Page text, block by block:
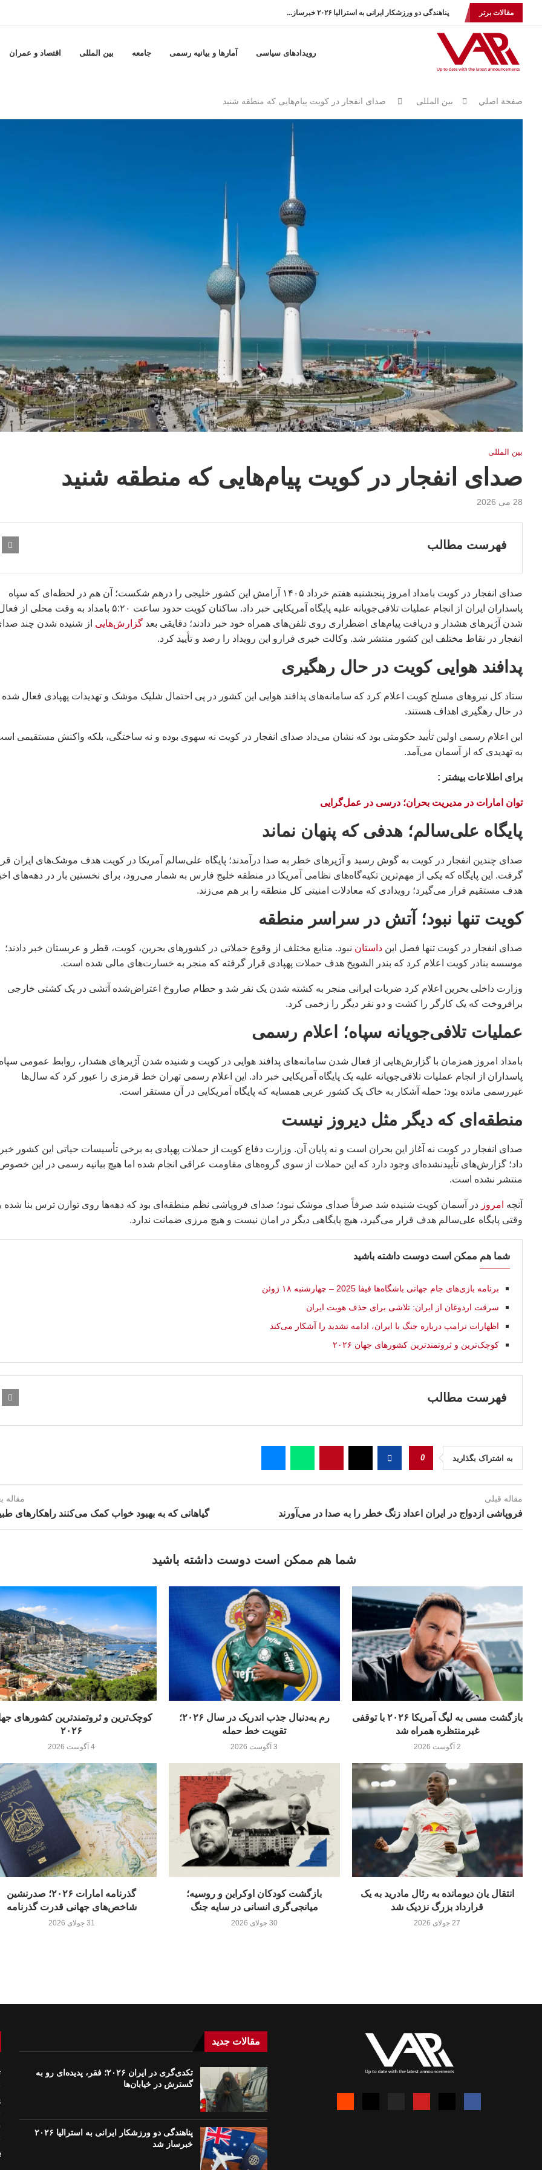
مقالات برتر پناهندگی دو ورزشکار ایرانی به استرالیا ۲۰۲۶ خبرساز...
رویدادهای سیاسی آمارها و بيانيه رسمى جامعه بين المللى اقتصاد و عمران
صفحة اصلي بين المللى صدای انفجار در کویت پیام‌هایی که منطقه شنید
بين المللى
صدای انفجار در کویت پیام‌هایی که منطقه شنید
28 می 2026
فهرست مطالب
صدای انفجار در کویت بامداد امروز پنجشنبه هفتم خرداد ۱۴۰۵ آرامش این کشور خلیجی را درهم شکست؛ آن هم در لحظه‌ای که سپاه
پاسداران ایران از انجام عملیات تلافی‌جویانه علیه پایگاه آمریکایی خبر داد. ساکنان کویت حدود ساعت ۵:۲۰ بامداد به وقت محلی از
شدن آژیرهای هشدار و دریافت پیام‌های اضطراری روی تلفن‌های همراه خود خبر دادند؛ دقایقی بعد گزارش‌هایی از شنیده شدن چند
انفجار در نقاط مختلف این کشور منتشر شد. وکالت خبری فرارو این رویداد را رصد و تأیید کرد.
پدافند هوایی کویت در حال رهگیری
ستاد کل نیروهای مسلح کویت اعلام کرد که سامانه‌های پدافند هوایی این کشور در پی احتمال شلیک موشک و تهدیدات پهپادی فعال شده
در حال رهگیری اهداف هستند.
این اعلام رسمی اولین تأیید حکومتی بود که نشان می‌داد صدای انفجار در کویت نه سهوی بوده و نه ساختگی، بلکه واکنش مستقیمی
به تهدیدی که از آسمان می‌آمد.
براى اطلاعات بيشتر :
توان امارات در مدیریت بحران؛ درسی در عمل‌گرایی
پایگاه علی‌سالم؛ هدفی که پنهان نماند
صدای چندین انفجار در کویت به گوش رسید و آژیرهای خطر به صدا درآمدند؛ پایگاه علی‌سالم آمریکا در کویت هدف موشک‌های ایران
گرفت. این پایگاه که یکی از مهم‌ترین تکیه‌گاه‌های نظامی آمریکا در منطقه خلیج فارس به شمار می‌رود، برای نخستین بار در دهه‌های
هدف مستقیم قرار می‌گیرد؛ رویدادی که معادلات امنیتی کل منطقه را بر هم می‌زند.
کویت تنها نبود؛ آتش در سراسر منطقه
صدای انفجار در کویت تنها فصل این داستان نبود. منابع مختلف از وقوع حملاتی در کشورهای بحرین، کویت، قطر و عربستان خبر دادند؛
موسسه بنادر کویت اعلام کرد که بندر الشویخ هدف حملات پهپادی قرار گرفته که منجر به خسارت‌های مالی شده است.
وزارت داخلی بحرین اعلام کرد ضربات ایرانی منجر به کشته شدن یک نفر شد و حطام صاروخ اعتراض‌شده آتشی در یک کشتی خارجی
برافروخت که یک کارگر را کشت و دو نفر دیگر را زخمی کرد.
عملیات تلافی‌جویانه سپاه؛ اعلام رسمی
بامداد امروز همزمان با گزارش‌هایی از فعال شدن سامانه‌های پدافند هوایی در کویت و شنیده شدن آژیرهای هشدار، روابط عمومی
پاسداران از انجام عملیات تلافی‌جویانه علیه یک پایگاه آمریکایی خبر داد. این اعلام رسمی تهران خط قرمزی را عبور کرد که سال‌ها
غیررسمی مانده بود: حمله آشکار به خاک یک کشور عربی همسایه که پایگاه آمریکایی در آن مستقر است.
منطقه‌ای که دیگر مثل دیروز نیست
صدای انفجار در کویت نه آغاز این بحران است و نه پایان آن. وزارت دفاع کویت از حملات پهپادی به برخی تأسیسات حیاتی این کشور خبر
داد؛ گزارش‌های تأییدنشده‌ای وجود دارد که این حملات از سوی گروه‌های مقاومت عراقی انجام شده اما هیچ بیانیه رسمی در این
منتشر نشده است.
آنچه امروز در آسمان کویت شنیده شد صرفاً صدای موشک نبود؛ صدای فروپاشی نظم منطقه‌ای بود که دهه‌ها روی توازن ترس بنا شده
وقتی پایگاه علی‌سالم هدف قرار می‌گیرد، هیچ پایگاهی دیگر در امان نیست و هیچ مرزی ضمانت ندارد.
شما هم ممکن است دوست داشته باشید
برنامه بازی‌های جام جهانی باشگاه‌ها فیفا 2025 – چهارشنبه ۱۸ ژوئن
سرقت اردوغان از ایران: تلاشی برای حذف هویت ایران
اظهارات ترامپ درباره جنگ با ایران، ادامه تشدید را آشکار می‌کند
کوچک‌ترین و ثروتمندترین کشورهای جهان ۲۰۲۶
فهرست مطالب
به اشتراک بگذارید 0
مقاله قبلی
فروپاشی ازدواج در ایران اعداد زنگ خطر را به صدا در می‌آورند
مقاله
گیاهانی که به بهبود خواب کمک می‌کنند راهکارهای
شما هم ممکن است دوست داشته باشید
کوچک‌ترین و ثروتمندترین کشورهای
۲۰۲۶
4 آگوست 2026
رم به‌دنبال جذب اندریک در سال ۲۰۲۶؛
تقویت خط حمله
3 آگوست 2026
بازگشت مسی به لیگ آمریکا ۲۰۲۶ با توقفی
غیرمنتظره همراه شد
2 آگوست 2026
گذرنامه امارات ۲۰۲۶؛ صدرنشین
شاخص‌های جهانی قدرت گذرنامه
31 جولای 2026
بازگشت کودکان اوکراین و روسیه؛
میانجی‌گری انسانی در سایه جنگ
30 جولای 2026
انتقال یان دیومانده به رئال مادرید به یک
قرارداد بزرگ نزدیک شد
27 جولای 2026
مقالات جدید
تکدی‌گری در ایران ۲۰۲۶؛ فقر، پدیده‌ای رو به
گسترش در خیابان‌ها
پناهندگی دو ورزشکار ایرانی به استرالیا ۲۰۲۶
خبرساز شد